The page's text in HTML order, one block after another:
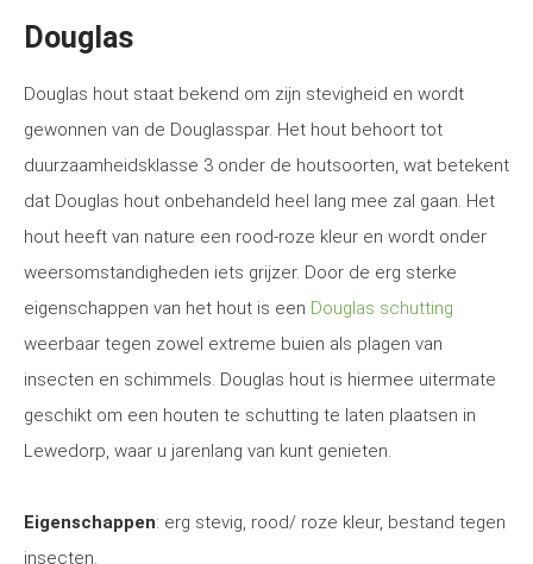
Douglas
Douglas hout staat bekend om zijn stevigheid en wordt
gewonnen van de Douglasspar. Het hout behoort tot
duurzaamheidsklasse 3 onder de houtsoorten, wat betekent
dat Douglas hout onbehandeld heel lang mee zal gaan. Het
hout heeft van nature een rood-roze kleur en wordt onder
weersomstandigheden iets grijzer. Door de erg sterke
eigenschappen van het hout is een Douglas schutting
weerbaar tegen zowel extreme buien als plagen van
insecten en schimmels. Douglas hout is hiermee uitermate
geschikt om een houten te schutting te laten plaatsen in
Lewedorp, waar u jarenlang van kunt genieten.
Eigenschappen: erg stevig, rood/ roze kleur, bestand tegen
insecten.